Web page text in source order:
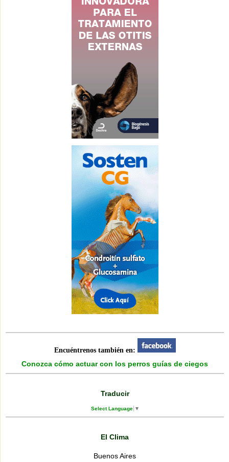
Encuéntrenos también en:
Conozca cómo actuar con los perros guías de ciegos
Traducir
Select Language ▼
El Clima
Buenos Aires